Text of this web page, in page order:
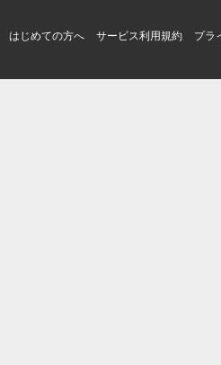
はじめての方へ サービス利用規約 プラ